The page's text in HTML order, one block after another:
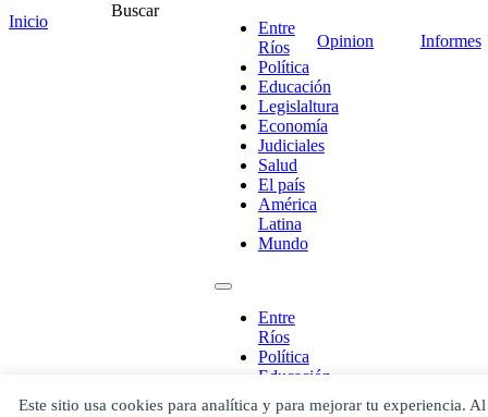
Este sitio usa cookies para analítica y para mejorar tu experiencia. Al
Inicio
Buscar
Entre
Ríos
Política
Educación
Legislaltura
Economía
Judiciales
Salud
El país
América
Latina
Mundo
Entre
Ríos
Política
Educación
Legislaltura
Opinion Informes
¡Ponete en contacto!
Buscar